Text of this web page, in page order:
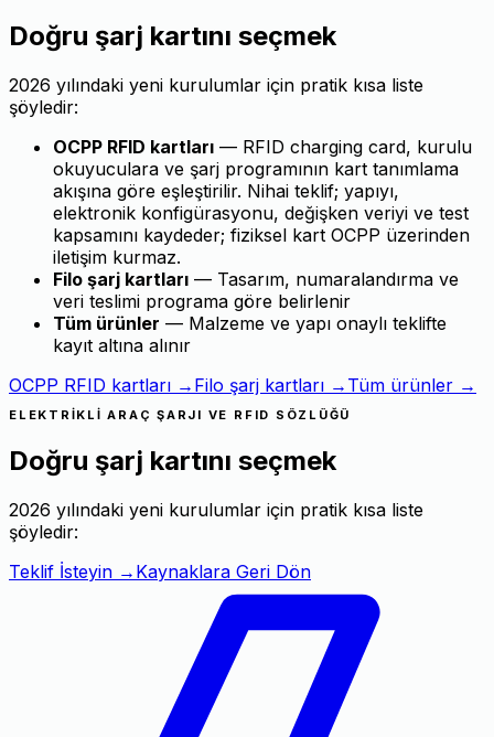
Doğru şarj kartını seçmek
2026 yılındaki yeni kurulumlar için pratik kısa liste
şöyledir:
OCPP RFID kartları — RFID charging card, kurulu
okuyuculara ve şarj programının kart tanımlama
akışına göre eşleştirilir. Nihai teklif; yapıyı,
elektronik konfigürasyonu, değişken veriyi ve test
kapsamını kaydeder; fiziksel kart OCPP üzerinden
iletişim kurmaz.
Filo şarj kartları — Tasarım, numaralandırma ve
veri teslimi programa göre belirlenir
Tüm ürünler — Malzeme ve yapı onaylı teklifte
kayıt altına alınır
OCPP RFID kartları → Filo şarj kartları → Tüm ürünler →
ELEKTRIKLI ARAÇ ŞARJI VE RFID SÖZLÜĞÜ
Doğru şarj kartını seçmek
2026 yılındaki yeni kurulumlar için pratik kısa liste
şöyledir:
Teklif İsteyin → Kaynaklara Geri Dön